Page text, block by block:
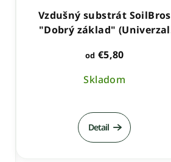
Vzdušný substrát SoilBros
"Dobrý základ" (Univerzal
od €5,80
Skladom
hodnotenie
produktu
je
Detail